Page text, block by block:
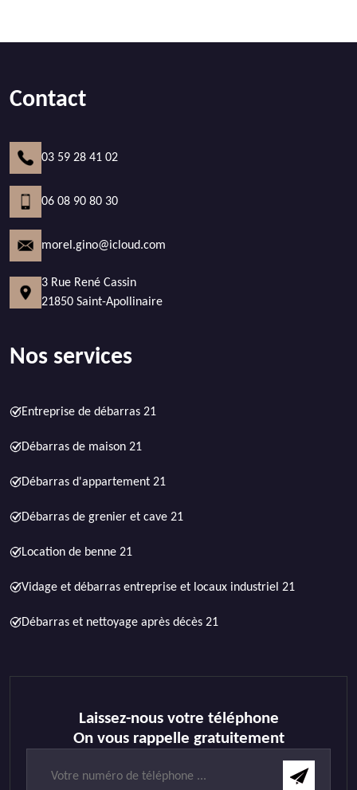
Contact
03 59 28 41 02
06 08 90 80 30
morel.gino@icloud.com
3 Rue René Cassin
21850 Saint-Apollinaire
Nos services
Entreprise de débarras 21
Débarras de maison 21
Débarras d'appartement 21
Débarras de grenier et cave 21
Location de benne 21
Vidage et débarras entreprise et locaux industriel 21
Débarras et nettoyage après décès 21
Laissez-nous votre téléphone
On vous rappelle gratuitement